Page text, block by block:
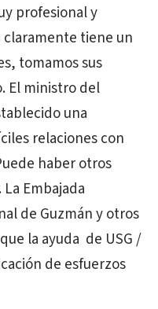
profesional y
tiene un
tomamos sus
El ministro del
una
relaciones con
haber otros
Embajada
de Guzmán y otros
la ayuda de USG /
de esfuerzos